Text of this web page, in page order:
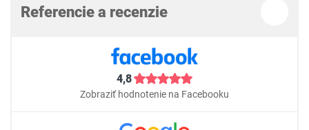
Referencie a recenzie
4,8
Zobraziť hodnotenie na Facebooku